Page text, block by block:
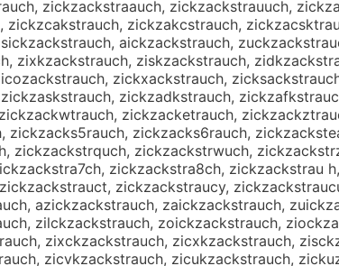
zickzackstraauch, zickzackstrauuch,
zickzakcstrauch,
aickzackstrauch,
zixkzackstrauch, ziskzackstrauch,
zickxackstrauch,
zickzadkstrauch,
zickzacketrauch,
zickzacks6rauch,
zickzackstrquch, zickzackstrwuch,
zickzackstra8ch, zickzackstrau
zickzackstraucy,
azickzackstrauch, zaickzackstrauch,
zilckzackstrauch, zoickzackstrauch,
zixckzackstrauch, zicxkzackstrauch,
zicvkzackstrauch, zicukzackstrauch,